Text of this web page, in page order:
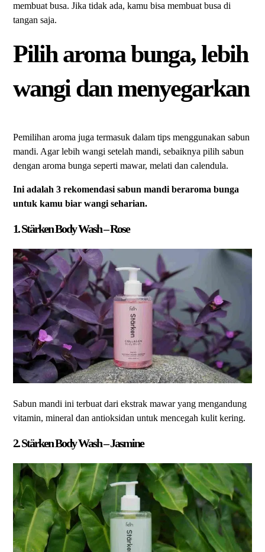
membuat busa. Jika tidak ada, kamu bisa membuat busa di
tangan saja.
Pilih aroma bunga, lebih
wangi dan menyegarkan
Pemilihan aroma juga termasuk dalam tips menggunakan sabun
mandi. Agar lebih wangi setelah mandi, sebaiknya pilih sabun
dengan aroma bunga seperti mawar, melati dan calendula.
Ini adalah 3 rekomendasi sabun mandi beraroma bunga
untuk kamu biar wangi seharian.
1.StärkenBody Wash – Rose
Sabun mandi ini terbuat dari ekstrak mawar yang mengandung
vitamin, mineral dan antioksidan untuk mencegah kulit kering.
2.StärkenBody Wash – Jasmine